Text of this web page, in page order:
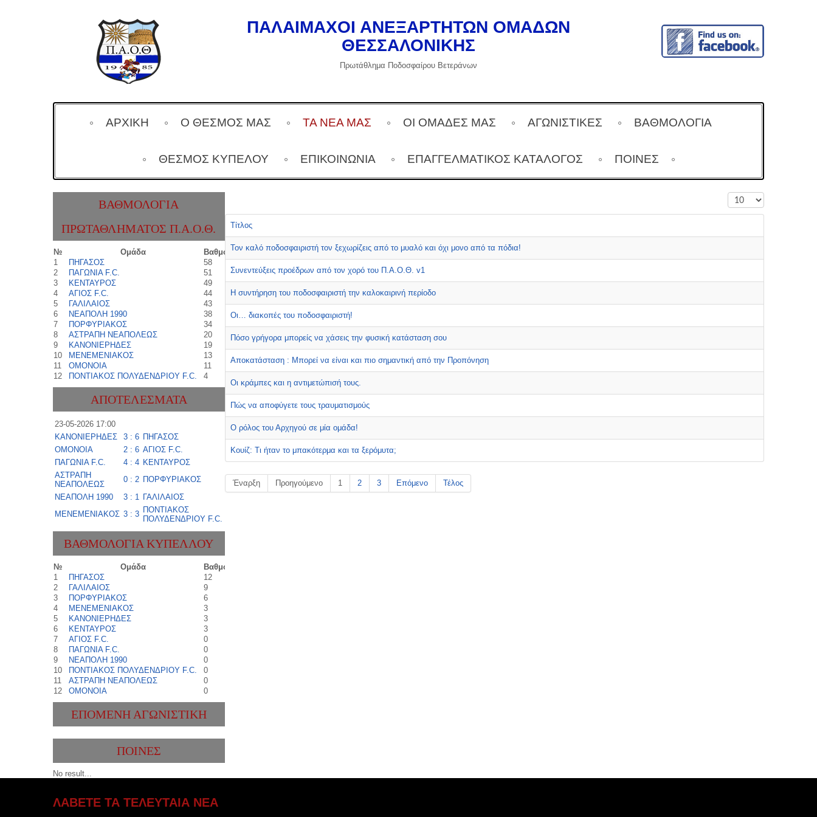
ΠΑΛΑΙΜΑΧΟΙ ΑΝΕΞΑΡΤΗΤΩΝ ΟΜΑΔΩΝ
ΘΕΣΣΑΛΟΝΙΚΗΣ
Πρωτάθλημα Ποδοσφαίρου Βετεράνων
ΑΡΧΙΚΗ Ο ΘΕΣΜΟΣ ΜΑΣ ΤΑ ΝΕΑ ΜΑΣ ΟΙ ΟΜΑΔΕΣ ΜΑΣ ΑΓΩΝΙΣΤΙΚΕΣ ΒΑΘΜΟΛΟΓΙΑ
ΘΕΣΜΌΣ ΚΥΠΈΛΟΥ ΕΠΙΚΟΙΝΩΝΙΑ ΕΠΑΓΓΕΛΜΑΤΙΚΌΣ ΚΑΤΆΛΟΓΟΣ ΠΟΙΝΕΣ
ΒΑΘΜΟΛΟΓΊΑ
ΠΡΩΤΑΘΛΉΜΑΤΟΣ Π.Α.Ο.Θ.
№ Ομάδα
Βαθμοί
1
ΠΗΓΑΣΟΣ
58
2
ΠΑΓΩΝΙΑ F.C.
51
3
ΚΕΝΤΑΥΡΟΣ
49
4
ΑΓΙΟΣ F.C.
44
5
ΓΑΛΙΛΑΙΟΣ
43
6
ΝΕΑΠΟΛΗ 1990
38
7
ΠΟΡΦΥΡΙΑΚΟΣ
34
8
ΑΣΤΡΑΠΗ ΝΕΑΠΟΛΕΩΣ
20
9
ΚΑΝΟΝΙΕΡΗΔΕΣ
19
10
ΜΕΝΕΜΕΝΙΑΚΟΣ
13
11
ΟΜΟΝΟΙΑ
11
12
ΠΟΝΤΙΑΚΟΣ ΠΟΛΥΔΕΝΔΡΙΟΥ F.C. 4
ΑΠΟΤΕΛΕΣΜΑΤΑ
23-05-2026 17:00
ΚΑΝΟΝΙΕΡΗΔΕΣ
3 : 6 ΠΗΓΑΣΟΣ
ΟΜΟΝΟΙΑ
2 : 6 ΑΓΙΟΣ F.C.
ΠΑΓΩΝΙΑ F.C.
4 : 4 ΚΕΝΤΑΥΡΟΣ
ΑΣΤΡΑΠΗ
ΝΕΑΠΟΛΕΩΣ
0 : 2 ΠΟΡΦΥΡΙΑΚΟΣ
ΝΕΑΠΟΛΗ 1990
3 : 1 ΓΑΛΙΛΑΙΟΣ
ΜΕΝΕΜΕΝΙΑΚΟΣ 3 : 3 ΠΟΝΤΙΑΚΟΣ
ΠΟΛΥΔΕΝΔΡΙΟΥ F.C.
ΒΑΘΜΟΛΟΓΊΑ ΚΥΠΈΛΛΟΥ
№ Ομάδα
Βαθμοί
1
ΠΗΓΑΣΟΣ
12
2
ΓΑΛΙΛΑΙΟΣ
9
3
ΠΟΡΦΥΡΙΑΚΟΣ
6
4
ΜΕΝΕΜΕΝΙΑΚΟΣ
3
5
ΚΑΝΟΝΙΕΡΗΔΕΣ
3
6
ΚΕΝΤΑΥΡΟΣ
3
7
ΑΓΙΟΣ F.C.
0
8
ΠΑΓΩΝΙΑ F.C.
0
9
ΝΕΑΠΟΛΗ 1990
0
10
ΠΟΝΤΙΑΚΟΣ ΠΟΛΥΔΕΝΔΡΙΟΥ F.C.
0
11
ΑΣΤΡΑΠΗ ΝΕΑΠΟΛΕΩΣ
0
12
ΟΜΟΝΟΙΑ 0
ΕΠΌΜΕΝΗ ΑΓΩΝΙΣΤΙΚΉ
ΠΟΙΝΕΣ
No result...
Εμφάνιση #
Τίτλος
Τον καλό ποδοσφαιριστή τον ξεχωρίζεις από το μυαλό και όχι μονο από τα πόδια!
Συνεντεύξεις προέδρων από τον χορό του Π.Α.Ο.Θ. v1
Η συντήρηση του ποδοσφαιριστή την καλοκαιρινή περίοδο
Οι… διακοπές του ποδοσφαιριστή!
Πόσο γρήγορα μπορείς να χάσεις την φυσική κατάσταση σου
Αποκατάσταση : Μπορεί να είναι και πιο σημαντική από την Προπόνηση
Οι κράμπες και η αντιμετώπισή τους.
Πώς να αποφύγετε τους τραυματισμούς
Ο ρόλος του Αρχηγού σε μία ομάδα!
Κουίζ: Τι ήταν το μπακότερμα και τα ξερόμυτα;
Έναρξη Προηγούμενο 1 2 3 Επόμενο Τέλος
ΛΑΒΕΤΕ ΤΑ ΤΕΛΕΥΤΑΙΑ ΝΕΑ